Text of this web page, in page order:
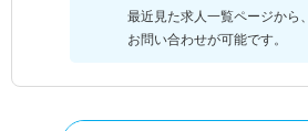
最近見た求人一覧ページから、
お問い合わせが可能です。